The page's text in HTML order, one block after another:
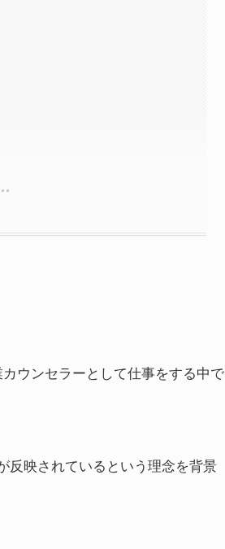
ウンセラーとして仕事をする中で
反映されているという理念を背景